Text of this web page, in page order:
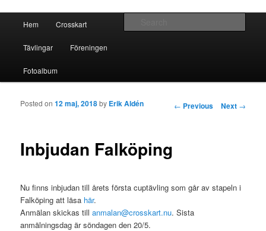
Crosskart Original
Skip to primary content
Skip to secondary content
Hem Crosskart
Tävlingar Föreningen
Fotoalbum
Post navigation
← Previous Next →
Inbjudan Falköping
Posted on12 maj, 2018by Erik Aldén
Nu finns inbjudan till årets första cuptävling som går av stapeln i
Falköping att läsa här.
Anmälan skickas tillanmalan@crosskart.nu. Sista
anmälningsdag är söndagen den 20/5.